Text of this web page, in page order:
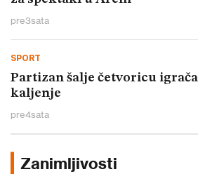
pre3sata
SPORT
Partizan šalje četvoricu
kaljenje
pre4sata
Zanimljivosti